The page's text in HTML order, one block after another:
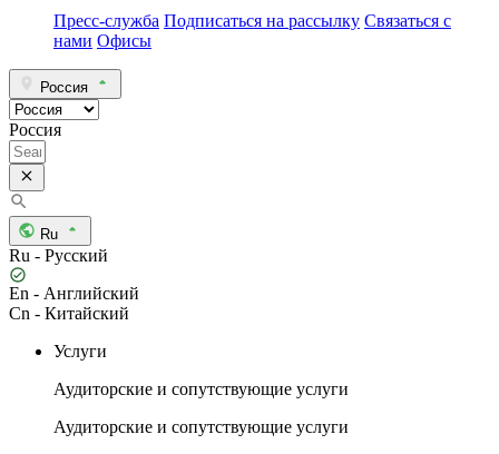
Пресс-служба Подписаться на рассылку Связаться с
нами Офисы
Россия
Россия
Ru
Ru - Русский
En - Английский
Cn - Китайский
Услуги
Аудиторские и сопутствующие услуги
Аудиторские и сопутствующие услуги